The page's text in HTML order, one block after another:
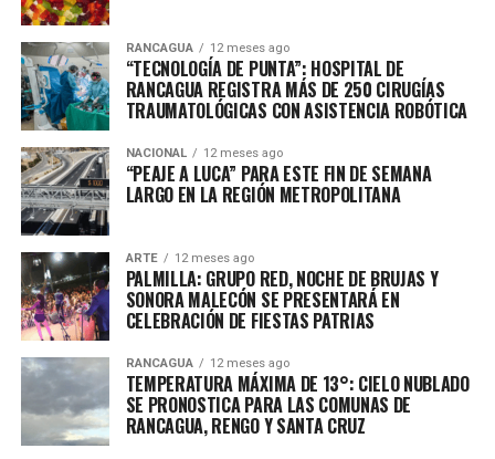
RANCAGUA 12 meses ago
“TECNOLOGÍA DE PUNTA”: HOSPITAL DE
RANCAGUA REGISTRA MÁS DE 250 CIRUGÍAS
TRAUMATOLÓGICAS CON ASISTENCIA ROBÓTICA
NACIONAL 12 meses ago
“PEAJE A LUCA” PARA ESTE FIN DE SEMANA
LARGO EN LA REGIÓN METROPOLITANA
ARTE 12 meses ago
PALMILLA: GRUPO RED, NOCHE DE BRUJAS Y
SONORA MALECÓN SE PRESENTARÁ EN
CELEBRACIÓN DE FIESTAS PATRIAS
RANCAGUA 12 meses ago
TEMPERATURA MÁXIMA DE 13°: CIELO NUBLADO
SE PRONOSTICA PARA LAS COMUNAS DE
RANCAGUA, RENGO Y SANTA CRUZ